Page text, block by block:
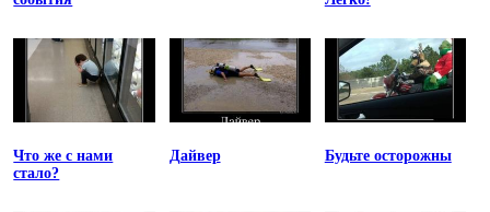
Что же с нами
стало?
Дайвер Будьте осторожны